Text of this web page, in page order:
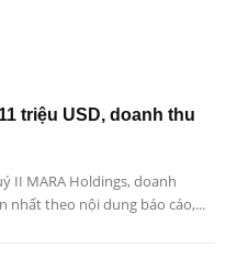
triệu USD, doanh thu
II MARA Holdings, doanh
nhất theo nội dung báo cáo,...